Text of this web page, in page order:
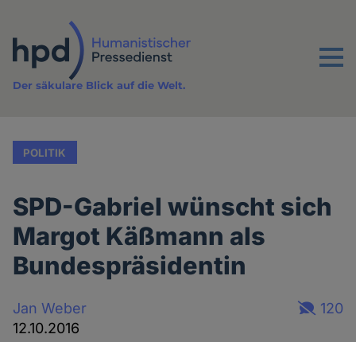
Inhalt
Menu
Der säkulare Blick auf die Welt.
POLITIK
SPD-Gabriel wünscht sich
Margot Käßmann als
Bundespräsidentin
Jan Weber
12.10.2016
120